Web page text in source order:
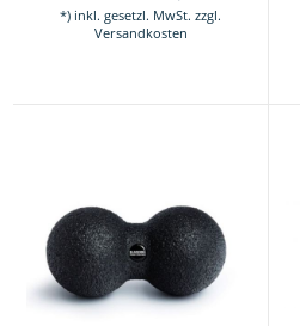
*) inkl. gesetzl. MwSt. zzgl.
Versandkosten